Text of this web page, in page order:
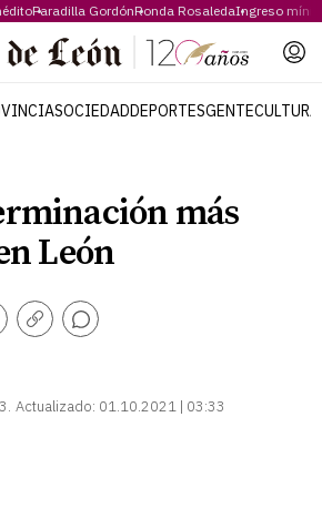
Paradilla GordónRonda RosaledaIngreso
SOCIEDADDEPORTESGENTECULTURA
más
León
Copiar
Actualizado: 01.10.2021 | 03:33